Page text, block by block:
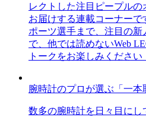
レクトした注目ピープル
お届けする連載コーナー
ポーツ選手まで、注目の新
で、他では読めないWeb
トークをお楽しみください
腕時計のプロが選ぶ「一本
数多の腕時計を日々目にし